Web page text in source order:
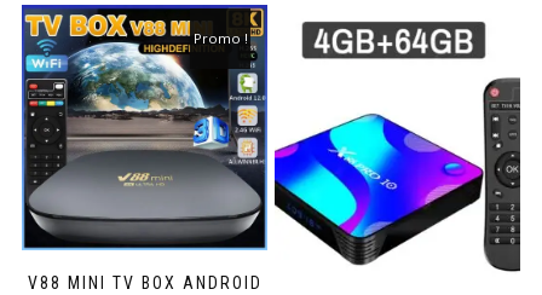
V88 MINI TV BOX ANDROID
Promo !